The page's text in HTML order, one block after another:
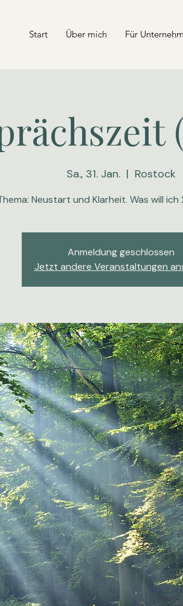
Start Über mich Für
Sa., 31. Jan.
  |
Rostock
Neustart und Klarheit. Was will
Anmeldung geschlossen
Jetzt andere Veranstaltungen